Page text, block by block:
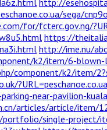
sega/
for/fcterc.gov.ng/
https://
http://ime.nu/
k2/item/6-
component/k2/item/
near-pavilion-
articles/article/item/
single-project/